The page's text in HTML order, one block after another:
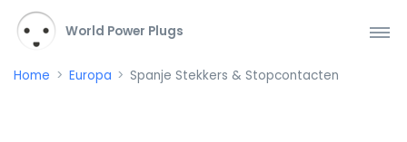
World Power Plugs
Home Europa Spanje Stekkers & Stopcontacten